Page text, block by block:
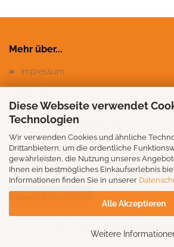
Diese Webseite verwendet
Technologien
Wir verwenden Cookies und ähnliche
Drittanbietern, um die ordentliche
gewährleisten, die Nutzung unseres
Ihnen ein bestmögliches Einkaufserlebnis
Informationen finden Sie in unserer
Alle Akzeptieren
Weitere
Mehr über...
Impressum
Versand- & Zahlungsbedingungen
Privatsphäre und Datenschutz
Cookie Einstellungen
Vertrag widerrufen